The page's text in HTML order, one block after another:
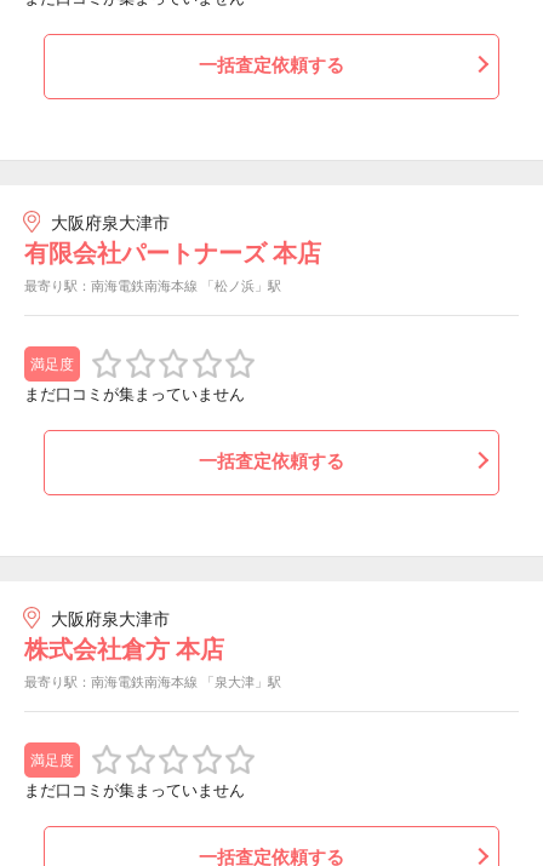
一括査定依頼する
大阪府泉大津市
有限会社パートナーズ 本店
最寄り駅：南海電鉄南海本線 「松ノ浜」駅
満足度
まだ口コミが集まっていません
一括査定依頼する
大阪府泉大津市
株式会社倉方 本店
最寄り駅：南海電鉄南海本線 「泉大津」駅
満足度
まだ口コミが集まっていません
一括査定依頼する